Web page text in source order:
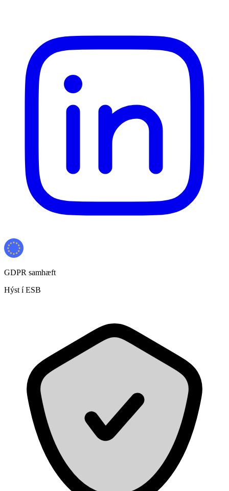
GDPR samhæft
Hýst í ESB